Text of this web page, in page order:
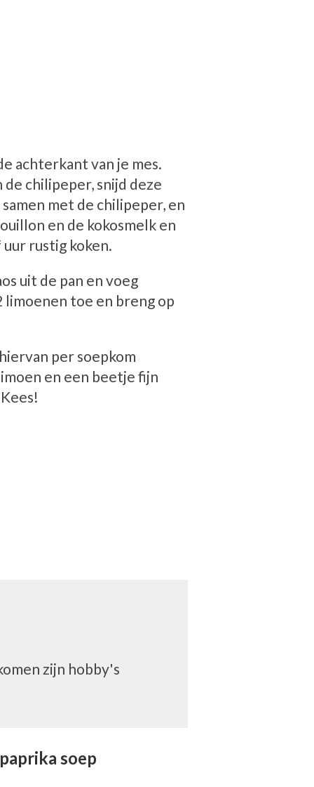
achterkant van je mes.
chilipeper, snijd deze
met de chilipeper, en
en de kokosmelk en
rustig koken.
uit de pan en voeg
limoenen toe en breng op
per soepkom
en een beetje fijn
zijn hobby's
soep